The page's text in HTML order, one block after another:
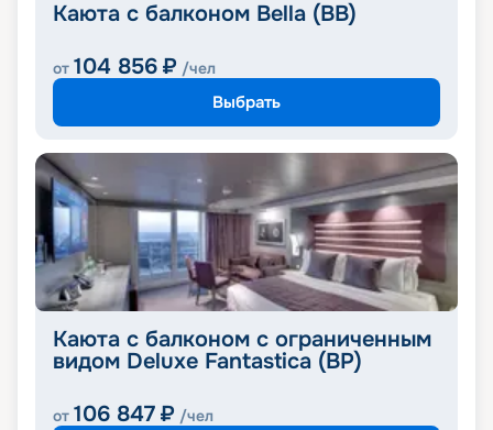
Каюта с балконом Bella (BB)
от 104 856 ₽ /чел
Выбрать
Каюта с балконом c ограниченным
видом Deluxe Fantastica (BP)
от 106 847 ₽ /чел